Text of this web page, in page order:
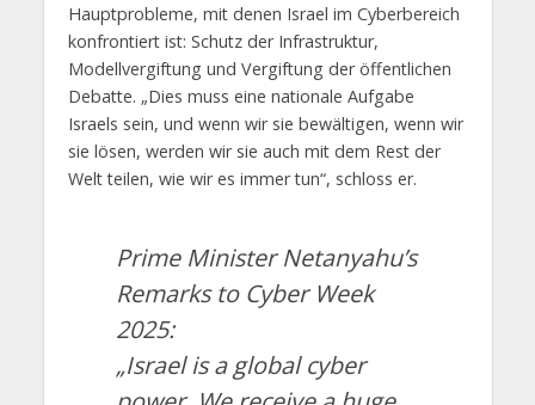
Hauptprobleme, mit denen Israel im Cyberbereich
konfrontiert ist: Schutz der Infrastruktur,
Modellvergiftung und Vergiftung der öffentlichen
Debatte. „Dies muss eine nationale Aufgabe
Israels sein, und wenn wir sie bewältigen, wenn wir
sie lösen, werden wir sie auch mit dem Rest der
Welt teilen, wie wir es immer tun“, schloss er.
Prime Minister Netanyahu’s
Remarks to Cyber Week
2025:
„Israel is a global cyber